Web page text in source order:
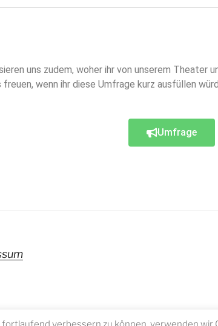
uns zudem, woher ihr von unserem Theater
freuen, wenn ihr diese Umfrage kurz ausfüllen
Umfrage